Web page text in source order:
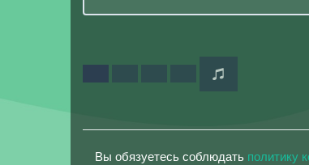
Вы обязуетесь соблюдать политику